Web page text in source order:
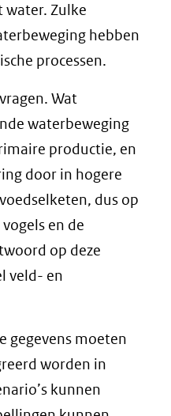
Zulke
hebben
processen.
Wat
waterbeweging
productie, en
door in hogere
dus op
en de
op deze
veld- en
gegevens moeten
worden in
kunnen